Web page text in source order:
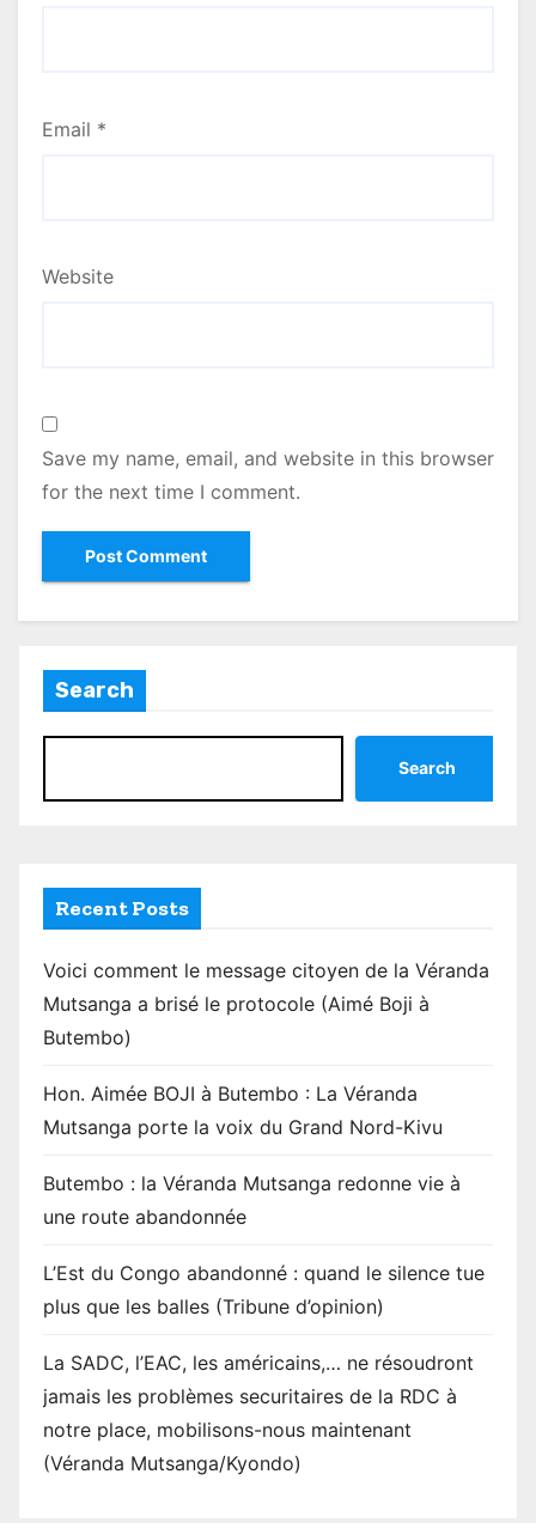
Email *
Website
Save my name, email, and website in this browser
for the next time I comment.
Search
Search
Recent Posts
Voici comment le message citoyen de la Véranda
Mutsanga a brisé le protocole (Aimé Boji à
Butembo)
Hon. Aimée BOJI à Butembo : La Véranda
Mutsanga porte la voix du Grand Nord-Kivu
Butembo : la Véranda Mutsanga redonne vie à
une route abandonnée
L’Est du Congo abandonné : quand le silence tue
plus que les balles (Tribune d’opinion)
La SADC, l’EAC, les américains,… ne résoudront
jamais les problèmes securitaires de la RDC à
notre place, mobilisons-nous maintenant
(Véranda Mutsanga/Kyondo)